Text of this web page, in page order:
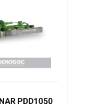
PDD1050